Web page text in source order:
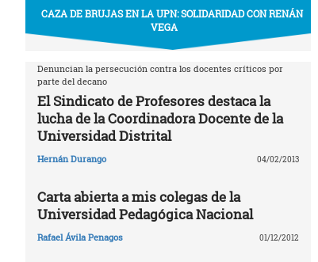
CAZA DE BRUJAS EN LA UPN: SOLIDARIDAD CON RENÁN
VEGA
Denuncian la persecución contra los docentes críticos por
parte del decano
El Sindicato de Profesores destaca la
lucha de la Coordinadora Docente de la
Universidad Distrital
Hernán Durango 04/02/2013
Carta abierta a mis colegas de la
Universidad Pedagógica Nacional
Rafael Ávila Penagos 01/12/2012